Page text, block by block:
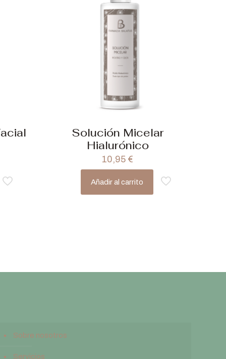
Solución Micelar
Hialurónico
10,95 €
Añadir al carrito
Sobre nosotros
Servicios